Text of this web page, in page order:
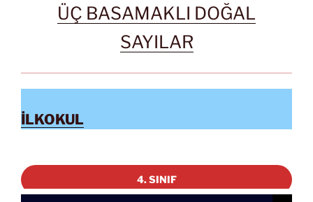
ÜÇ BASAMAKLI DOĞAL
SAYILAR
İLKOKUL
4. SINIF